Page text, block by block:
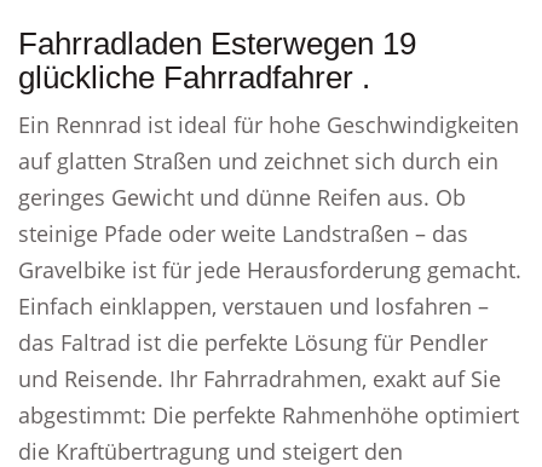
Fahrradladen Esterwegen 19
glückliche Fahrradfahrer .
Ein Rennrad ist ideal für hohe Geschwindigkeiten
auf glatten Straßen und zeichnet sich durch ein
geringes Gewicht und dünne Reifen aus. Ob
steinige Pfade oder weite Landstraßen – das
Gravelbike ist für jede Herausforderung gemacht.
Einfach einklappen, verstauen und losfahren –
das Faltrad ist die perfekte Lösung für Pendler
und Reisende. Ihr Fahrradrahmen, exakt auf Sie
abgestimmt: Die perfekte Rahmenhöhe optimiert
die Kraftübertragung und steigert den